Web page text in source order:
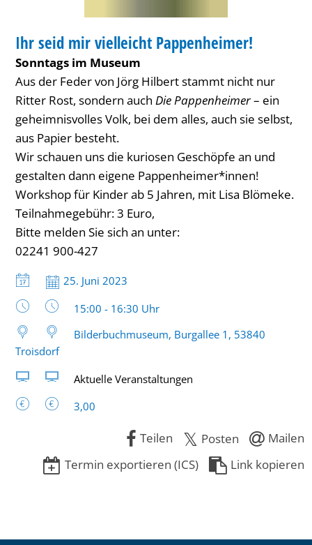
KATEGORIE: WORKSHOP
Ihr seid mir vielleicht Pappenheimer!
Sonntags im Museum
Aus der Feder von Jörg Hilbert stammt nicht nur
Ritter Rost, sondern auch Die Pappenheimer– ein
geheimnisvolles Volk, bei dem alles, auch sie selbst,
aus Papier besteht.
Wir schauen uns die kuriosen Geschöpfe an und
gestalten dann eigene Pappenheimer*innen!
Workshop für Kinder ab 5 Jahren, mit Lisa Blömeke.
Teilnahmegebühr: 3 Euro,
Bitte melden Sie sich an unter:
02241 900-427
Datum:
25. Juni 2023
Uhrzeit:
15:00 - 16:30 Uhr
Bilderbuchmuseum, Burgallee 1, 53840
Troisdorf
Aktuelle Veranstaltungen
3,00
Teilen Posten
Mailen
Termin exportieren (ICS)
Link kopieren